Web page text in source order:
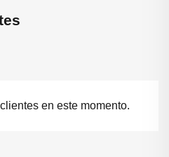
en este momento.